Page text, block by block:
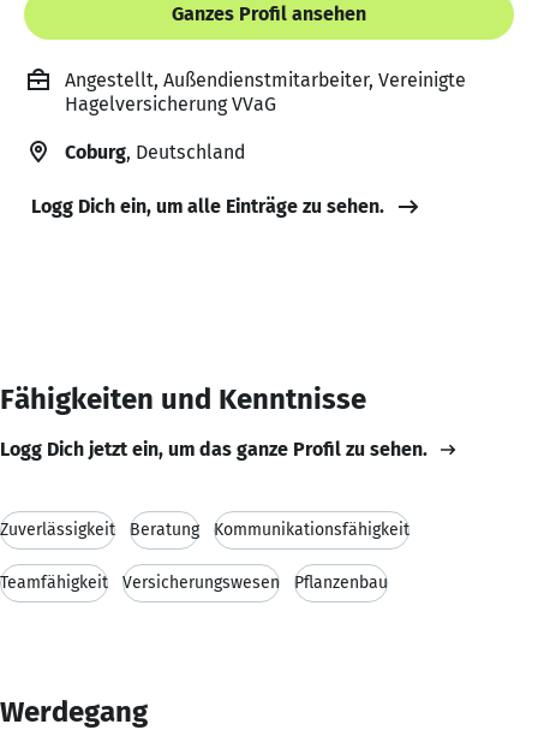
Ganzes Profil ansehen
Angestellt, Außendienstmitarbeiter, Vereinigte
Hagelversicherung VVaG
Coburg, Deutschland
Logg Dich ein, um alle Einträge zu sehen.
Fähigkeiten und Kenntnisse
Logg Dich jetzt ein, um das ganze Profil zu sehen.
Zuverlässigkeit Beratung Kommunikationsfähigkeit
Teamfähigkeit Versicherungswesen Pflanzenbau
Werdegang